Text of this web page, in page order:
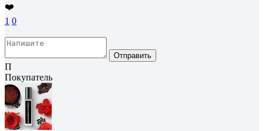
❤️
1 0
Отправить
П
Покупатель